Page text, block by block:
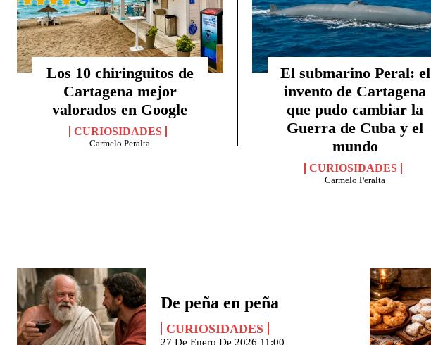
Los 10 chiringuitos de
Cartagena mejor
valorados en Google
CURIOSIDADES
Carmelo Peralta
El submarino Peral: el
invento de Cartagena
que pudo cambiar la
Guerra de Cuba y el
mundo
CURIOSIDADES
Carmelo Peralta
De peña en peña
CURIOSIDADES
27 De Enero De 2026 11:00